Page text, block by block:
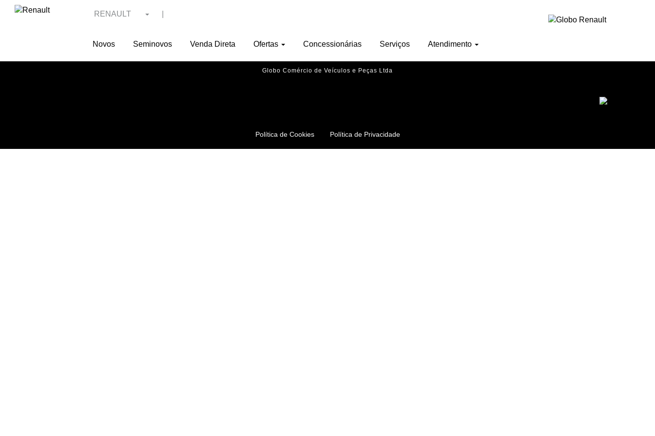
RENAULT
Novos Seminovos Venda Direta Ofertas Concessionárias Serviços AtendimentoHorário de atendimento
Globo Comércio de Veículos e Peças Ltda
Política de Cookies Política de Privacidade